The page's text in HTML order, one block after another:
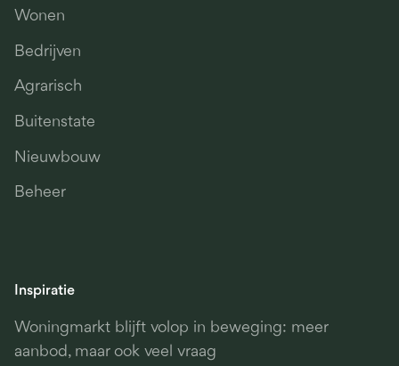
Wonen
Bedrijven
Agrarisch
Buitenstate
Nieuwbouw
Beheer
Inspiratie
Woningmarkt blijft volop in beweging: meer
aanbod, maar ook veel vraag